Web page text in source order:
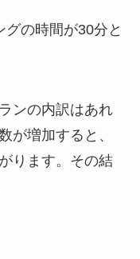
の時間が30分と
ンの内訳はあれ
が増加すると、
ります。その結